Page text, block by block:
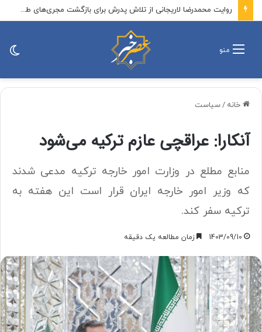
روایت محمدرضا لاریجانی از تلاش پدرش برای بازگشت مجری‌های طرد شده از صدا و سیما/ بعد از رد صلاحیت، رهبر شهید ۳ بار از شورای نگهبان ابراز نارضایتی کردند
منو
خانه /سیاست
آنکارا: عراقچی عازم ترکیه می‌شود
منابع مطلع در وزارت امور خارجه ترکیه مدعی شدند
که وزیر امور خارجه ایران قرار است این هفته به
ترکیه سفر کند.
1403/09/10 زمان مطالعه یک دقیقه